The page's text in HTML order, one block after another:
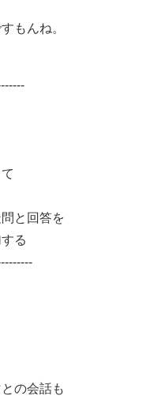
もんね。
と回答を
る
の会話も